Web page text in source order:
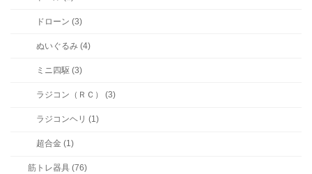
ドローン (3)
ぬいぐるみ (4)
ミニ四駆 (3)
ラジコン（ＲＣ） (3)
ラジコンヘリ (1)
超合金 (1)
筋トレ器具 (76)